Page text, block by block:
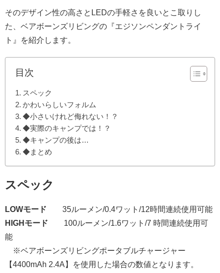
そのデザイン性の高さとLEDの手軽さを良いとこ取りし
た、ベアボーンズリビングの『エジソンペンダントライ
ト』を紹介します。
目次
スペック
かわいらしいフォルム
◆小さいけれど侮れない！？
◆実際のキャンプでは！？
◆キャンプの後は…
◆まとめ
スペック
LOWモード 35ルーメン/0.4ワット/12時間連続使用可能
HIGHモード 100ルーメン/1.6ワット/7 時間連続使用可
能
※ベアボーンズリビングポータブルチャージャー
【4400mAh 2.4A】を使用した場合の数値となります。